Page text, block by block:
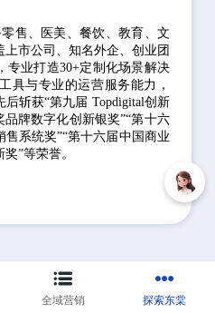
售、医美、餐饮、教育、文
市公司、知名外企、创业团
专业打造30+定制化场景解决
具与专业的运营服务能力，
斩获“第九届 Topdigital创新
牌数字化创新银奖”“第十六
系统奖”“第十六届中国商业
”等荣誉。
全域营销 探索东棠